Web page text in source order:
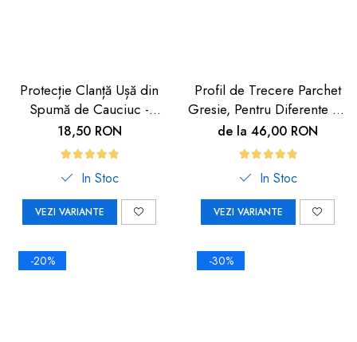
Protecție Clanță Ușă din
Spumă de Cauciuc -
Siguranță pentru Copii |
Car Boy Safety
18,50 RON
In Stoc
VEZI VARIANTE
Profil de Trecere Parchet
Gresie, Pentru Diferente de
Nivel, Autoadeziv, Culoare
Lemn Deschis, 90cm
de la 46,00 RON
In Stoc
VEZI VARIANTE
-20% -30%